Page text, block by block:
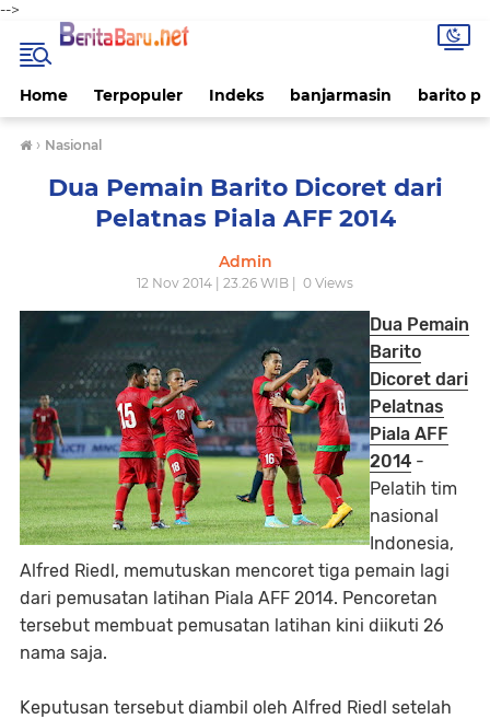
-->
Home Terpopuler Indeks banjarmasin barito
› Nasional
Dua Pemain Barito Dicoret dari
Pelatnas Piala AFF 2014
Admin
12 Nov 2014 | 23.26 WIB | 0 Views
Dua Pemain
Barito
Dicoret dari
Pelatnas
Piala AFF
2014 -
Pelatih tim
nasional
Indonesia,
Alfred Riedl, memutuskan mencoret tiga pemain lagi
dari pemusatan latihan Piala AFF 2014. Pencoretan
tersebut membuat pemusatan latihan kini diikuti 26
nama saja.
Keputusan tersebut diambil oleh Alfred Riedl setelah